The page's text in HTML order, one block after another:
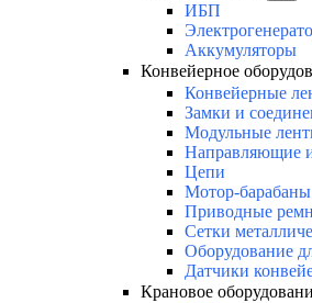
ИБП
Аккумуляторы
Конвейерное
Конвейерные
Замки и
Модульные
Направляющие
Цепи
Мотор-барабаны
Приводные
Сетки
Оборудование
Датчики
Крановое